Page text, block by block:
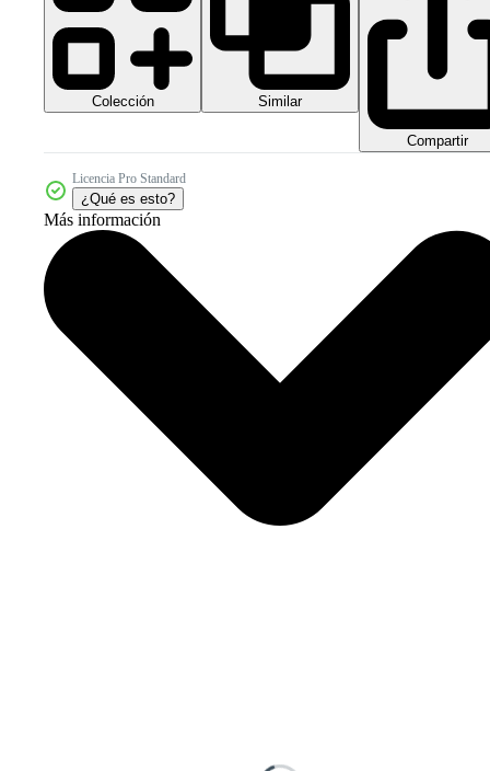
Colección Similar
Compartir
Licencia Pro Standard
¿Qué es esto?
Más información